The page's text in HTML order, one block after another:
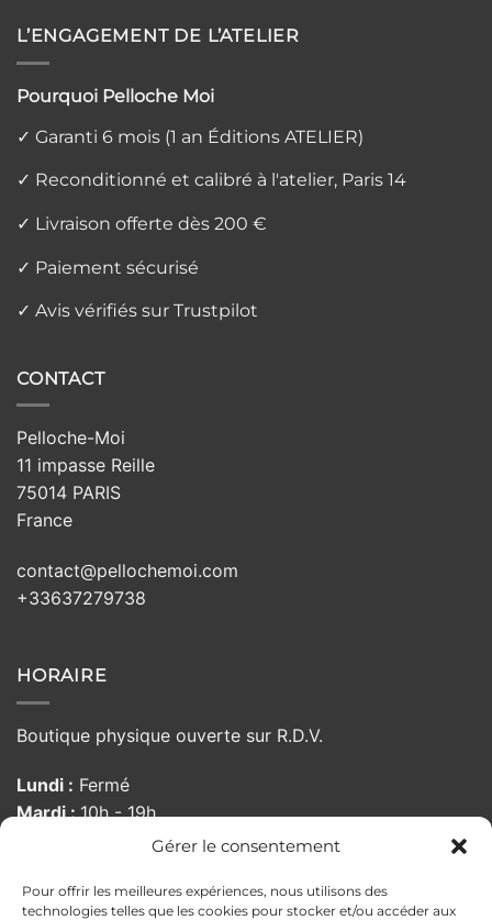
Gérer le consentement
Pour offrir les meilleures expériences, nous utilisons des
technologies telles que les cookies pour stocker et/ou accéder aux
L’ENGAGEMENT DE L’ATELIER
Pourquoi Pelloche Moi
✓ Garanti 6 mois (1 an Éditions ATELIER)
✓ Reconditionné et calibré à l'atelier, Paris 14
✓ Livraison offerte dès 200 €
✓ Paiement sécurisé
✓ Avis vérifiés sur Trustpilot
CONTACT
Pelloche-Moi
11 impasse Reille
75014 PARIS
France
contact@pellochemoi.com
+33637279738
HORAIRE
Boutique physique ouverte sur R.D.V.
Lundi : Fermé
Mardi :10h - 19h
10h - 19h
Vendredi :10:00 - 19h